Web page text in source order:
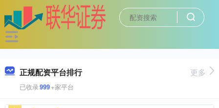
正规配资平台排行
已收录999+家平台
更多